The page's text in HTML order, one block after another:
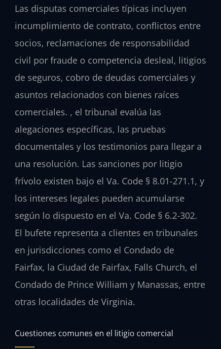
Las disputas comerciales típicas incluyen
incumplimiento de contrato, conflictos entre
socios, reclamaciones de responsabilidad
civil por fraude o competencia desleal, litigios
de seguros, cobro de deudas comerciales y
asuntos relacionados con bienes raíces
comerciales. , el tribunal evalúa las
alegaciones específicas, las pruebas
documentales y los testimonios para llegar a
una resolución. Las sanciones por litigio
frívolo existen bajo el Va. Code § 8.01-271.1, y
los intereses legales pueden acumularse
según lo dispuesto en el Va. Code § 6.2-302.
El bufete representa a clientes en tribunales
en jurisdicciones como el Condado de
Fairfax, la Ciudad de Fairfax, Falls Church, el
Condado de Prince William y Manassas, entre
otras localidades de Virginia.
Cuestiones comunes en el litigio comercial